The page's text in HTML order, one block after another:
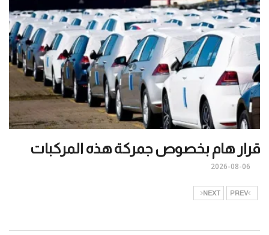
قرار هام بخصوص جمركة هذه المركبات
2026-08-06
PREV
NEXT